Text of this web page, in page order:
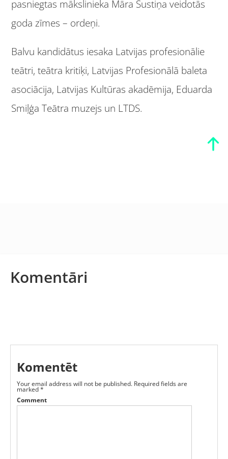
pasniegtas mākslinieka Māra Šustiņa veidotās
goda zīmes – ordeņi.
Balvu kandidātus iesaka Latvijas profesionālie
teātri, teātra kritiķi, Latvijas Profesionālā baleta
asociācija, Latvijas Kultūras akadēmija, Eduarda
Smiļģa Teātra muzejs un LTDS.
Komentāri
Komentēt
Your email address will not be published. Required fields are
marked*
Comment